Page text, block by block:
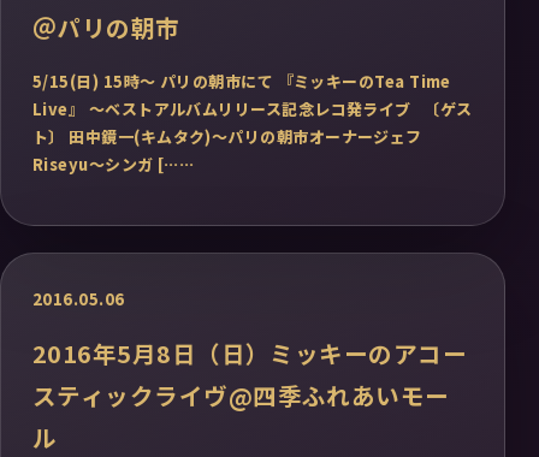
＠パリの朝市
5/15(日) 15時〜 パリの朝市にて 『ミッキーのTea Time
Live』 ～ベストアルバムリリース記念レコ発ライブ 〔ゲス
ト〕 田中鏡一(キムタク)～パリの朝市オーナージェフ
Riseyu～シンガ [……
2016.05.06
2016年5月8日（日）ミッキーのアコー
スティックライヴ@四季ふれあいモー
ル